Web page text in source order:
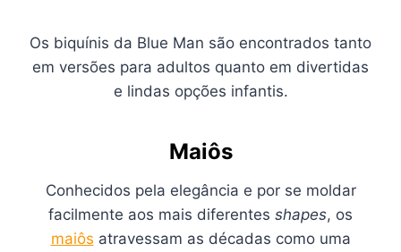
Os biquínis da Blue Man são encontrados tanto
em versões para adultos quanto em divertidas
e lindas opções infantis.
Maiôs
Conhecidos pela elegância e por se moldar
facilmente aos mais diferentes shapes, os
maiôs atravessam as décadas como uma